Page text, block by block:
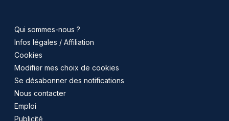
Qui sommes-nous ?
Infos légales / Affiliation
Cookies
Modifier mes choix de cookies
Se désabonner des notifications
Nous contacter
Emploi
Publicité